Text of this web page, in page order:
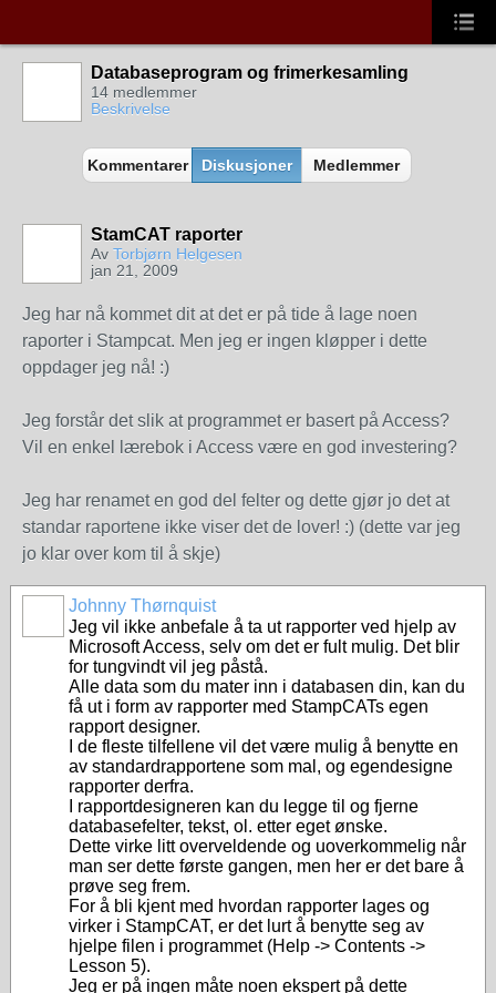
Databaseprogram og frimerkesamling
14 medlemmer
Beskrivelse
Kommentarer Diskusjoner Medlemmer
StamCAT raporter
Av Torbjørn Helgesen
jan 21, 2009
Jeg har nå kommet dit at det er på tide å lage noen
raporter i Stampcat. Men jeg er ingen kløpper i dette
oppdager jeg nå! :)
Jeg forstår det slik at programmet er basert på Access?
Vil en enkel lærebok i Access være en god investering?
Jeg har renamet en god del felter og dette gjør jo det at
standar raportene ikke viser det de lover! :) (dette var jeg
jo klar over kom til å skje)
Johnny Thørnquist
Jeg vil ikke anbefale å ta ut rapporter ved hjelp av
Microsoft Access, selv om det er fult mulig. Det blir
for tungvindt vil jeg påstå.
Alle data som du mater inn i databasen din, kan du
få ut i form av rapporter med StampCATs egen
rapport designer.
I de fleste tilfellene vil det være mulig å benytte en
av standardrapportene som mal, og egendesigne
rapporter derfra.
I rapportdesigneren kan du legge til og fjerne
databasefelter, tekst, ol. etter eget ønske.
Dette virke litt overveldende og uoverkommelig når
man ser dette første gangen, men her er det bare å
prøve seg frem.
For å bli kjent med hvordan rapporter lages og
virker i StampCAT, er det lurt å benytte seg av
hjelpe filen i programmet (Help -> Contents ->
Lesson 5).
Jeg er på ingen måte noen ekspert på dette